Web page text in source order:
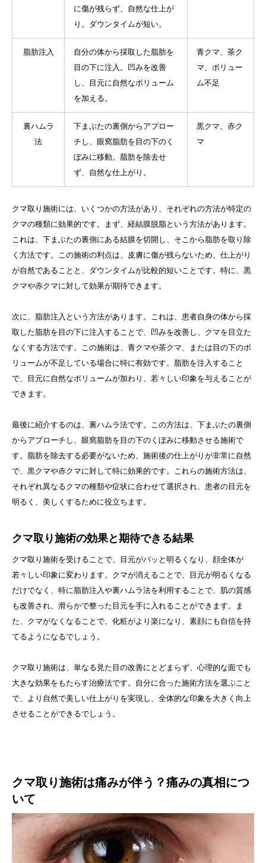
に傷が残らず、自然な仕上が
り。ダウンタイムが短い。
脂肪注入
自分の体から採取した脂肪を
目の下に注入。凹みを改善
し、目元に自然なボリューム
を加える。
青クマ、茶ク
マ、ボリュー
ム不足
裏ハムラ
法
下まぶたの裏側からアプロー
チし、眼窩脂肪を目の下のく
ぼみに移動。脂肪を除去せ
ず、自然な仕上がり。
黒クマ、赤ク
マ
クマ取り施術には、いくつかの方法があり、それぞれの方法が特定の
クマの種類に効果的です。まず、経結膜脱脂という方法があります。
これは、下まぶたの裏側にある結膜を切開し、そこから脂肪を取り除
く方法です。この施術の利点は、皮膚に傷が残らないため、仕上がり
が自然であることと、ダウンタイムが比較的短いことです。特に、黒
クマや赤クマに対して効果が期待できます。
次に、脂肪注入という方法があります。これは、患者自身の体から採
取した脂肪を目の下に注入することで、凹みを改善し、クマを目立た
なくする方法です。この施術は、青クマや茶クマ、または目の下のボ
リュームが不足している場合に特に有効です。脂肪を注入すること
で、目元に自然なボリュームが加わり、若々しい印象を与えることが
できます。
最後に紹介するのは、裏ハムラ法です。この方法は、下まぶたの裏側
からアプローチし、眼窩脂肪を目の下のくぼみに移動させる施術で
す。脂肪を除去する必要がないため、施術後の仕上がりが非常に自然
で、黒クマや赤クマに対して特に効果的です。これらの施術方法は、
それぞれ異なるクマの種類や症状に合わせて選択され、患者の目元を
明るく、美しくするために役立ちます。
クマ取り施術の効果と期待できる結果
クマ取り施術を受けることで、目元がパッと明るくなり、顔全体が
若々しい印象に変わります。クマが消えることで、目元が明るくなる
だけでなく、特に脂肪注入や裏ハムラ法を利用することで、肌の質感
も改善され、滑らかで整った目元を手に入れることができます。ま
た、クマがなくなることで、化粧がより楽になり、素顔にも自信を持
てるようになるでしょう。
クマ取り施術は、単なる見た目の改善にとどまらず、心理的な面でも
大きな効果をもたらす治療法です。自分に合った施術方法を選ぶこと
で、より自然で美しい仕上がりを実現し、全体的な印象を大きく向上
させることができるでしょう。
クマ取り施術は痛みが伴う？痛みの真相につ
いて